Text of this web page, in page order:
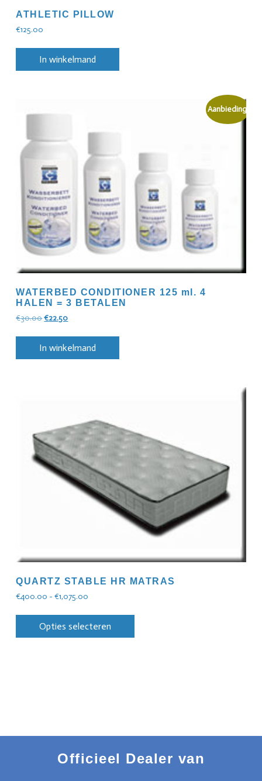
ATHLETIC PILLOW
€125.00
In winkelmand
Aanbieding!
WATERBED CONDITIONER 125 ml. 4
HALEN = 3 BETALEN
€30.00€22.50
In winkelmand
QUARTZ STABLE HR MATRAS
€400.00 - €1,075.00
Opties selecteren
Officieel Dealer van